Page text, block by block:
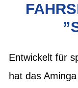
Entwickelt für
hat das